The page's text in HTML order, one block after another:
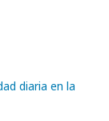
diaria en la